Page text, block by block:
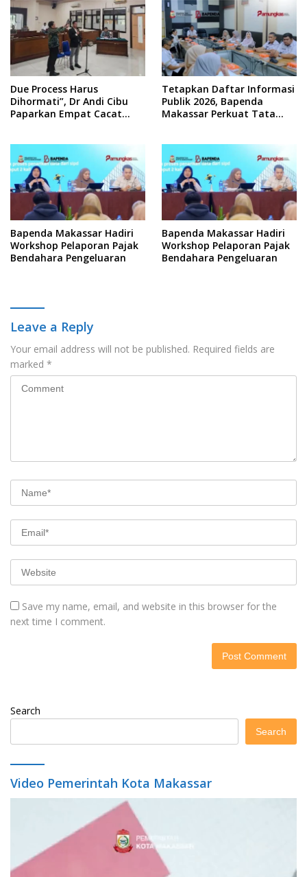
Due Process Harus
Dihormati”, Dr Andi Cibu
Paparkan Empat Cacat
Tetapkan Daftar Informasi
Publik 2026, Bapenda
Makassar Perkuat Tata
Bapenda Makassar Hadiri
Workshop Pelaporan Pajak
Bendahara Pengeluaran
Bapenda Makassar Hadiri
Workshop Pelaporan Pajak
Bendahara Pengeluaran
Leave a Reply
Your email address will not be published. Required fields are
marked *
Save my name, email, and website in this browser for the
next time I comment.
Search
Search
Video Pemerintah Kota Makassar